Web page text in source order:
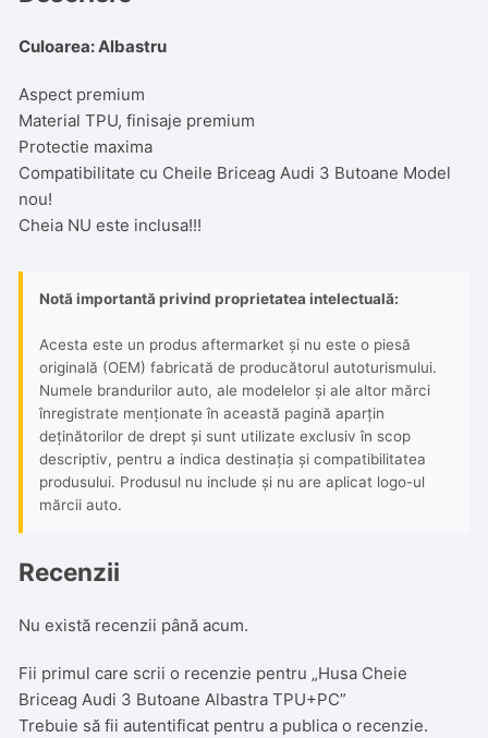
Culoarea: Albastru
Aspect premium
Material TPU, finisaje premium
Protectie maxima
Compatibilitate cu Cheile Briceag Audi 3 Butoane Model
nou!
Cheia NU este inclusa!!!
Notă importantă privind proprietatea intelectuală:
Acesta este un produs aftermarket și nu este o piesă
originală (OEM) fabricată de producătorul autoturismului.
Numele brandurilor auto, ale modelelor și ale altor mărci
înregistrate menționate în această pagină aparțin
deținătorilor de drept și sunt utilizate exclusiv în scop
descriptiv, pentru a indica destinația și compatibilitatea
produsului. Produsul nu include și nu are aplicat logo-ul
mărcii auto.
Recenzii
Nu există recenzii până acum.
Fii primul care scrii o recenzie pentru „Husa Cheie
Briceag Audi 3 Butoane Albastra TPU+PC”
Trebuie să fiiautentificat pentru a publica o recenzie.